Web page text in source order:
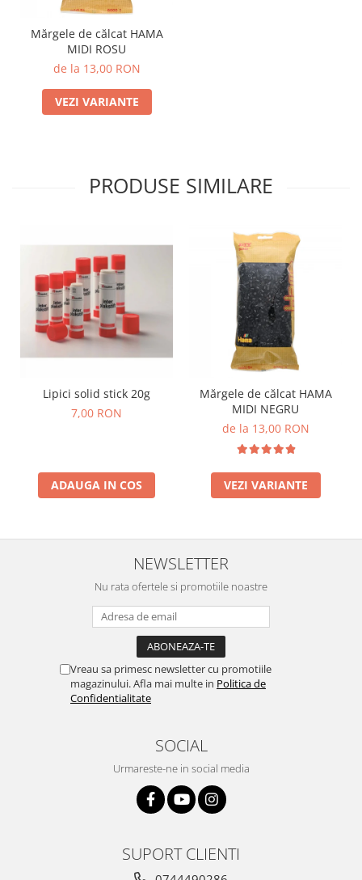
Mărgele de călcat HAMA
MIDI ROSU
de la 13,00 RON
VEZI VARIANTE
PRODUSE SIMILARE
Lipici solid stick 20g
7,00 RON
ADAUGA IN COS
Mărgele de călcat HAMA
MIDI NEGRU
de la 13,00 RON
VEZI VARIANTE
NEWSLETTER
Nu rata ofertele si promotiile noastre
Vreau sa primesc newsletter cu promotiile
magazinului. Afla mai multe in Politica de
Confidentialitate
SOCIAL
Urmareste-ne in social media
SUPORT CLIENTI